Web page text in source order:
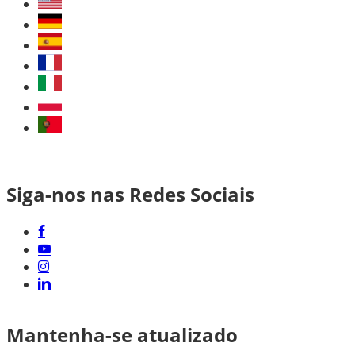
Siga-nos nas Redes Sociais
Mantenha-se atualizado